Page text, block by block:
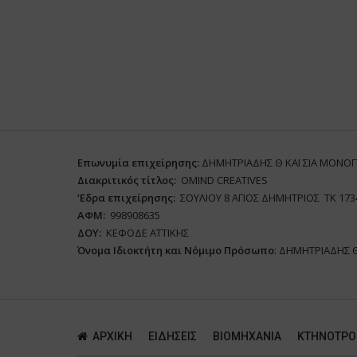
Επωνυμία επιχείρησης: ΔΗΜΗΤΡΙΑΔΗΣ Θ ΚΑΙ ΣΙΑ
Διακριτικός τίτλος: ΟΜΙΝD CREATIVES
‘Eδρα επιχείρησης: ΣΟΥΛΙΟΥ 8 ΑΓΙΟΣ ΔΗΜΗΤΡΙΟΣ ΤΚ
ΑΦΜ: 998908635
ΔΟΥ: ΚΕΦΟΔΕ ΑΤΤΙΚΗΣ
Όνομα Ιδιοκτήτη και Νόμιμο Πρόσωπο: ΔΗΜΗΤΡΙΑΔΗΣ
ΑΡΧΙΚΗ ΕΙΔΗΣΕΙΣ ΒΙΟΜΗΧΑΝΙΑ